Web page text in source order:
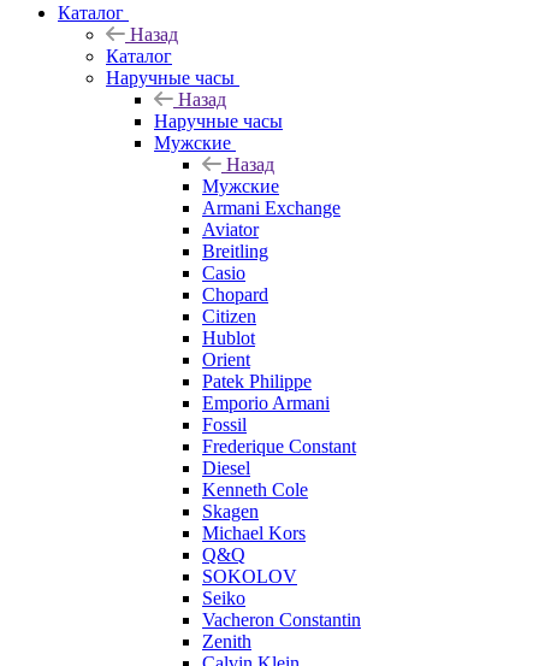
Каталог
Назад
Каталог
Наручные часы
Назад
Наручные часы
Мужские
Назад
Мужские
Armani Exchange
Aviator
Breitling
Casio
Chopard
Citizen
Hublot
Orient
Patek Philippe
Emporio Armani
Fossil
Frederique Constant
Diesel
Kenneth Cole
Skagen
Michael Kors
Q&Q
SOKOLOV
Seiko
Vacheron Constantin
Zenith